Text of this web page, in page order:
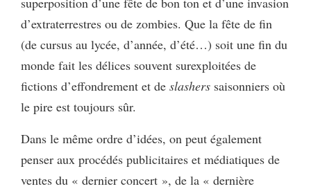
d’extraterrestres ou de zombies. Que la fête de fin
(de cursus au lycée, d’année, d’été…) soit une fin du
monde fait les délices souvent surexploitées de
fictions d’effondrement et de slashers saisonniers où
le pire est toujours sûr.
Dans le même ordre d’idées, on peut également
penser aux procédés publicitaires et médiatiques de
ventes du « dernier concert », de la « dernière